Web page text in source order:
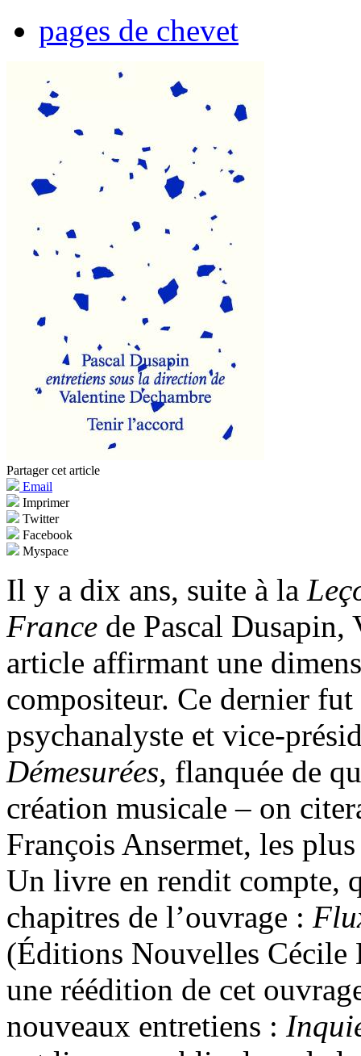
pages de chevet
Partager cet article
Email
Imprimer
Twitter
Facebook
Myspace
Il y a dix ans, suite à la
France de Pascal
article affirmant une
compositeur. Ce dernier
psychanalyste et vice-
Démesurées, flanquée de
création musicale – on
François Ansermet, les
Un livre en rendit compte,
chapitres de l’ouvrage :
(Éditions Nouvelles
une réédition de cet
nouveaux entretiens :